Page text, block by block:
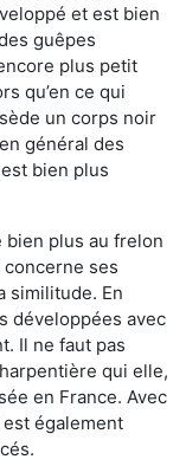
et est bien
guêpes
plus petit
qu’en ce qui
un corps noir
général des
bien plus
bien plus au frelon
ses
similitude. En
développées avec
Il ne faut pas
qui elle,
en France. Avec
également